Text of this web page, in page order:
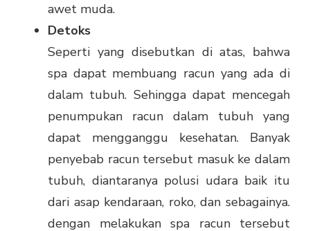
awet muda.
Detoks
Seperti yang disebutkan di atas, bahwa
spa dapat membuang racun yang ada di
dalam tubuh. Sehingga dapat mencegah
penumpukan racun dalam tubuh yang
dapat mengganggu kesehatan. Banyak
penyebab racun tersebut masuk ke dalam
tubuh, diantaranya polusi udara baik itu
dari asap kendaraan, roko, dan sebagainya.
dengan melakukan spa racun tersebut